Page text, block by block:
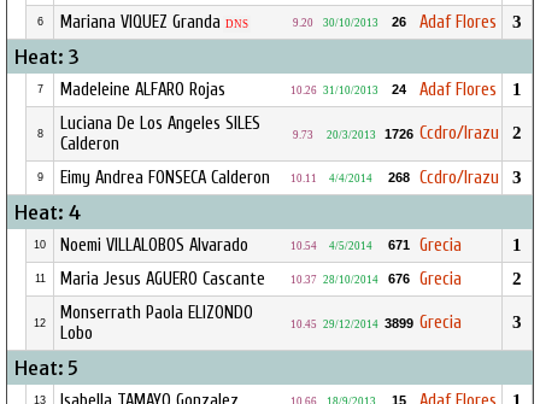
6 Mariana VIQUEZ Granda DNS 9.20 30/10/2013 26 Adaf Flores 3
Heat: 3
7 Madeleine ALFARO Rojas 10.26 31/10/2013 24 Adaf Flores 1
8
Luciana De Los Angeles SILES
Calderon
9.73 20/3/2013 1726 Ccdro/Irazu 2
9 Eimy Andrea FONSECA Calderon 10.11 4/4/2014 268 Ccdro/Irazu 3
Heat: 4
10 Noemi VILLALOBOS Alvarado 10.54 4/5/2014 671 Grecia 1
11 Maria Jesus AGUERO Cascante 10.37 28/10/2014 676 Grecia 2
12
Monserrath Paola ELIZONDO
Lobo
10.45 29/12/2014 3899 Grecia 3
Heat: 5
13 10.66 18/9/2013 15